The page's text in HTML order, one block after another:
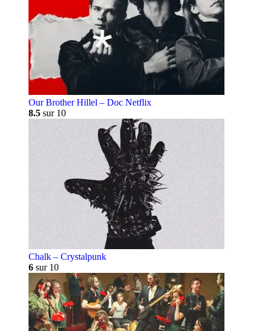
Our Brother Hillel – Doc Netflix
8.5 sur 10
Chalk – Crystalpunk
6 sur 10